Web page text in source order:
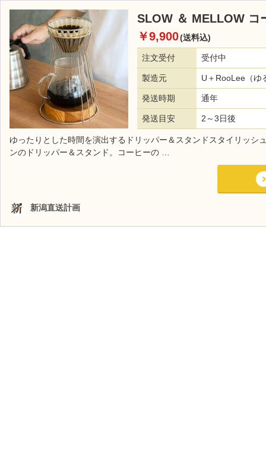
SLOW ＆ MELLOW コ
￥9,900(送料込)
注文受付 受付中
製造元 U＋RooLee（ゆ
発送時期 通年
発送目安 2～3日後
ゆったりとした時間を演出するドリッパー＆スタンドスタイリッ
ンのドリッパー＆スタンド。コーヒーの …
新潟直送計画